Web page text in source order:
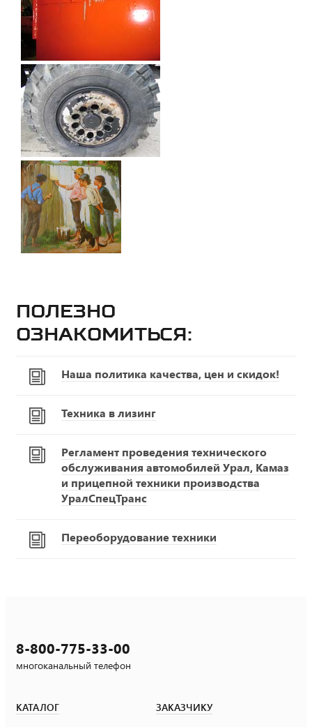
Полезно
ознакомиться:
Наша политика качества, цен и скидок!
Техника в лизинг
Регламент проведения технического
обслуживания автомобилей Урал, Камаз
и прицепной техники производства
УралСпецТранс
Переоборудование техники
8-800-775-33-00
многоканальный телефон
КАТАЛОГ ЗАКАЗЧИКУ